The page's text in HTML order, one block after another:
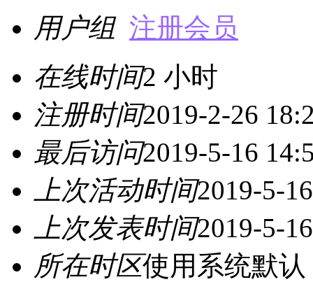
用户组 注册会员
在线时间2 小时
注册时间2019-2-26
最后访问2019-5-16
上次活动时间2019-5-
上次发表时间2019-5-
所在时区使用系统默认